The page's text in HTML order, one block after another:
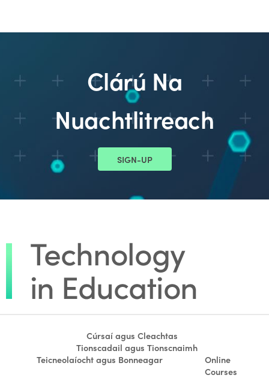
Clárú Na
Nuachtlitreach
SIGN-UP
Cúrsaí agus Cleachtas
Tionscadail agus Tionscnaimh
Teicneolaíocht agus Bonneagar
Online
Courses